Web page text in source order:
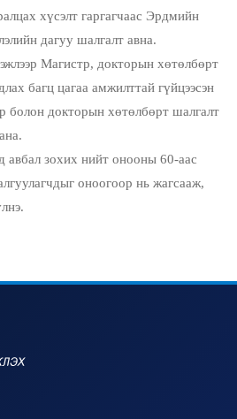
хүсэлт гаргагчаас Эрдмийн
дагуу шалгалт авна.
докторын хөтөлбөрт
багц цагаа амжилттай гүйцээсэн
болон докторын хөтөлбөрт шалгалт
нийт онооны 60-аас
оноогоор нь жагсааж,